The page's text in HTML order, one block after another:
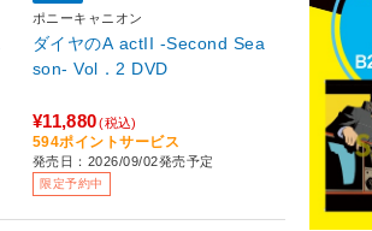
ポニーキャニオン
ダイヤのA actII -Second Sea
son- Vol．2 DVD
¥11,880(税込)
594ポイントサービス
発売日：2026/09/02発売予定
限定予約中